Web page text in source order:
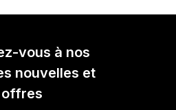
vous à nos
nouvelles et
offres